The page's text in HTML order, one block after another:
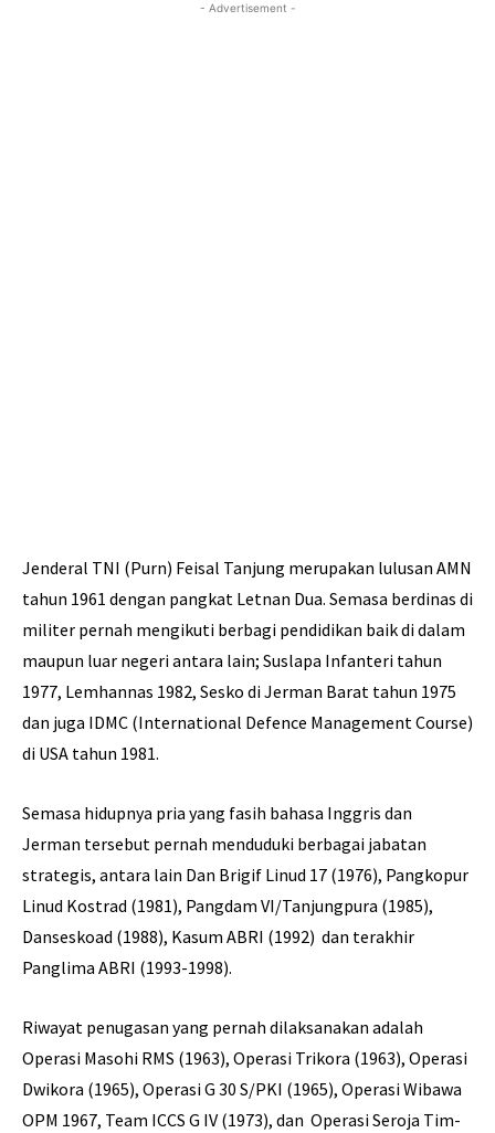
- Advertisement -
Jenderal TNI (Purn) Feisal Tanjung merupakan lulusan AMN
tahun 1961 dengan pangkat Letnan Dua. Semasa berdinas di
militer pernah mengikuti berbagi pendidikan baik di dalam
maupun luar negeri antara lain; Suslapa Infanteri tahun
1977, Lemhannas 1982, Sesko di Jerman Barat tahun 1975
dan juga IDMC (International Defence Management Course)
di USA tahun 1981.
Semasa hidupnya pria yang fasih bahasa Inggris dan
Jerman tersebut pernah menduduki berbagai jabatan
strategis, antara lain Dan Brigif Linud 17 (1976), Pangkopur
Linud Kostrad (1981), Pangdam VI/Tanjungpura (1985),
Danseskoad (1988), Kasum ABRI (1992) dan terakhir
Panglima ABRI (1993-1998).
Riwayat penugasan yang pernah dilaksanakan adalah
Operasi Masohi RMS (1963), Operasi Trikora (1963), Operasi
Dwikora (1965), Operasi G 30 S/PKI (1965), Operasi Wibawa
OPM 1967, Team ICCS G IV (1973), dan Operasi Seroja Tim-